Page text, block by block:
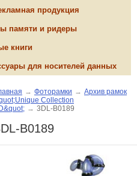
продукция
памяти и ридеры
книги
для носителей данных
→ Фоторамки → Архив рамок
Collection
→ 3DL-B0189
B0189